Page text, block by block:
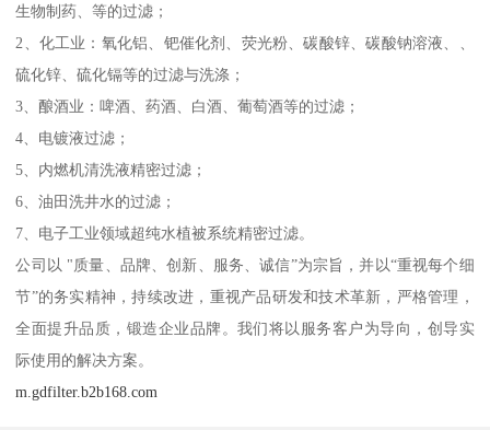
生物制药、等的过滤；
2、化工业：氧化铝、钯催化剂、荧光粉、碳酸锌、碳酸钠溶液、、
硫化锌、硫化镉等的过滤与洗涤；
3、酿酒业：啤酒、药酒、白酒、葡萄酒等的过滤；
4、电镀液过滤；
5、内燃机清洗液精密过滤；
6、油田洗井水的过滤；
7、电子工业领域超纯水植被系统精密过滤。
公司以 "质量、品牌、创新、服务、诚信”为宗旨，并以“重视每个细
节”的务实精神，持续改进，重视产品研发和技术革新，严格管理，
全面提升品质，锻造企业品牌。我们将以服务客户为导向，创导实
际使用的解决方案。
m.gdfilter.b2b168.com